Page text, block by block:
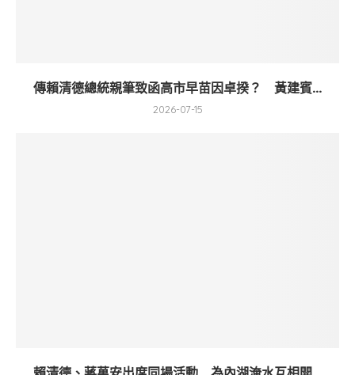
傳賴清德總統親筆致函高市早苗因卓揆？ 黃建賓...
2026-07-15